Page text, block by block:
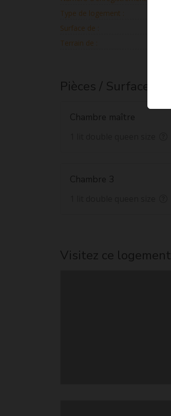
Type de logement :
Surface de :
Terrain de :
Pièces / Surfaces
Chambre maître
Chambre 3
Visitez ce logement